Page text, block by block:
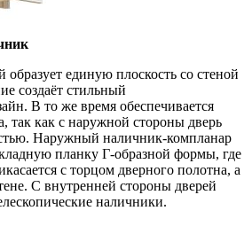
единую плоскость со стеной
создаёт стильный
В то же время обеспечивается
так как с наружной стороны дверь
Наружный наличник-компланар
планку Г-образной формы, где
с торцом дверного полотна, а
С внутренней стороны дверей
наличники.